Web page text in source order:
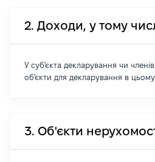
2. Доходи, у тому
У суб'єкта декларування чи членів
об'єкти для декларування в цьому
3. Об'єкти